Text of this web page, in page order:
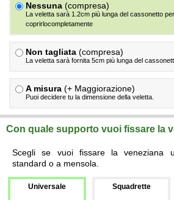
Nessuna (compresa)
La veletta sarà 1.2cm più lunga del cassonetto per
coprirlocompletamente
Non tagliata (compresa)
La veletta sarà fornita 5cm più lunga del
A misura (+ Maggiorazione)
Puoi decidere tu la dimensione della veletta.
Con quale supporto vuoi fissare la
Scegli se vuoi fissare la veneziana
standard o a mensola.
Universale Squadrette